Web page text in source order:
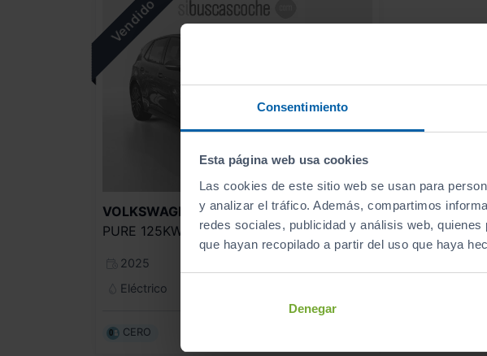
Consentimiento
Esta página web usa cookies
Las cookies de este sitio web se usan para
y analizar el tráfico. Además, compartimos
redes sociales, publicidad y análisis web,
que hayan recopilado a partir del uso que haya
Denegar
VOLKSWAGEN
ID.3
PURE 125KW (170CV) 52KWH AUTOMÁTICO
2025
Eléctrico
CERO